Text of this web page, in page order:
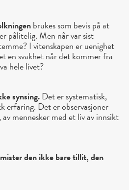
brukes som bevis på at
pålitelig. Men når var sist
I vitenskapen er uenighet
en svakhet når det kommer fra
hele livet?
synsing.Det er systematisk,
erfaring. Det er observasjoner
mennesker med et liv av innsikt
den ikke bare tillit, den